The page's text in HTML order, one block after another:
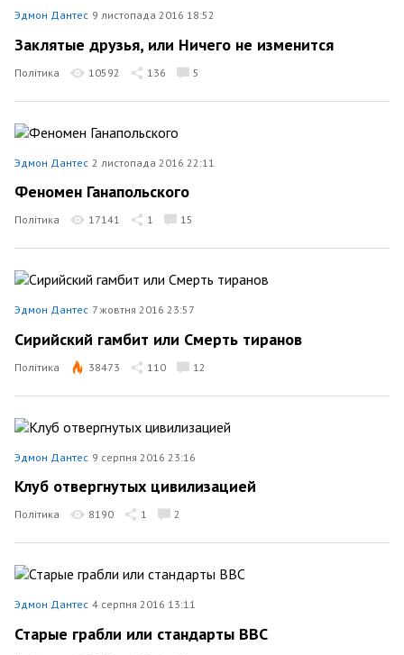
Эдмон Дантес 9 листопада 2016 18:52
Заклятые друзья, или Ничего не изменится
Політика 10592 136 5
Эдмон Дантес 2 листопада 2016 22:11
Феномен Ганапольского
Політика 17141 1 15
Эдмон Дантес 7 жовтня 2016 23:57
Сирийский гамбит или Смерть тиранов
Політика 38473 110 12
Эдмон Дантес 9 серпня 2016 23:16
Клуб отвергнутых цивилизацией
Політика 8190 1 2
Эдмон Дантес 4 серпня 2016 13:11
Старые грабли или стандарты ВВС